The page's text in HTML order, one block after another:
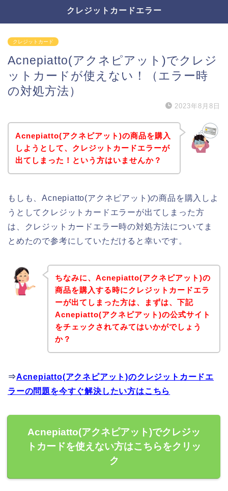
クレジットカードエラー
クレジットカード
Acnepiatto(アクネピアット)でクレジ
ットカードが使えない！（エラー時
の対処方法）
2023年8月8日
Acnepiatto(アクネピアット)の商品を購入
しようとして、クレジットカードエラーが
出てしまった！という方はいませんか？
もしも、Acnepiatto(アクネピアット)の商品を購入しよ
うとしてクレジットカードエラーが出てしまった方
は、クレジットカードエラー時の対処方法についてま
とめたので参考にしていただけると幸いです。
ちなみに、Acnepiatto(アクネピアット)の
商品を購入する時にクレジットカードエラ
ーが出てしまった方は、まずは、下記
Acnepiatto(アクネピアット)の公式サイト
をチェックされてみてはいかがでしょう
か？
⇒Acnepiatto(アクネピアット)のクレジットカードエ
ラーの問題を今すぐ解決したい方はこちら
Acnepiatto(アクネピアット)でクレジッ
トカードを使えない方はこちらをクリッ
ク